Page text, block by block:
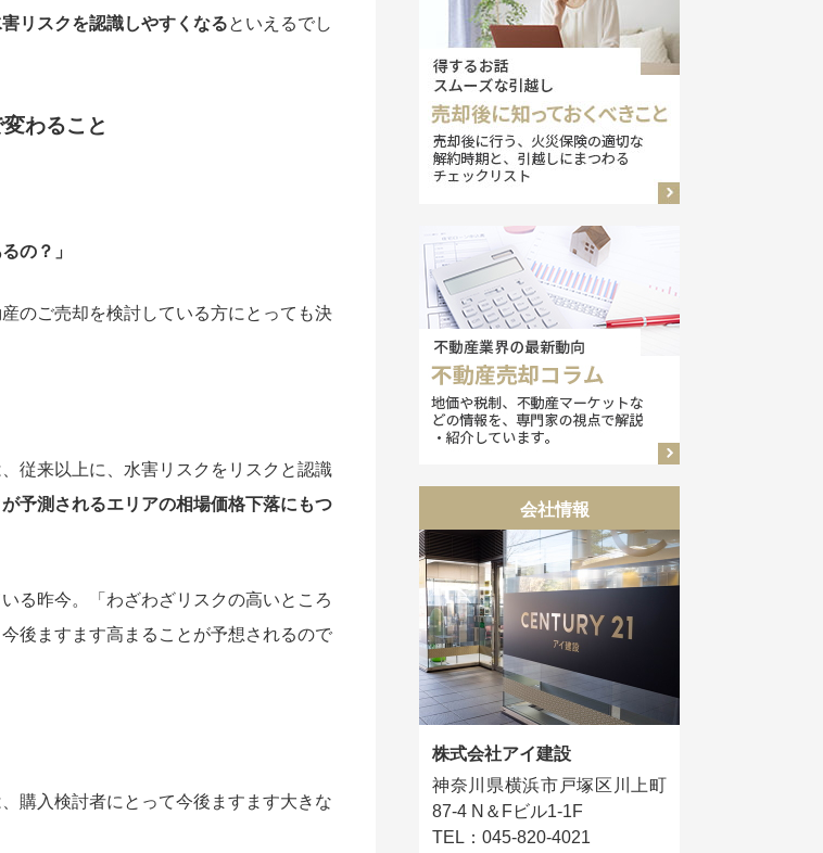
リスクを認識しやすくなるといえるでし
わること
の？」
のご売却を検討している方にとっても決
従来以上に、水害リスクをリスクと認識
予測されるエリアの相場価格下落にもつ
る昨今。「わざわざリスクの高いところ
後ますます高まることが予想されるので
購入検討者にとって今後ますます大きな
会社情報
株式会社アイ建設
神奈川県横浜市戸塚区川上町
87-4 N＆Fビル1-1F
TEL：045-820-4021